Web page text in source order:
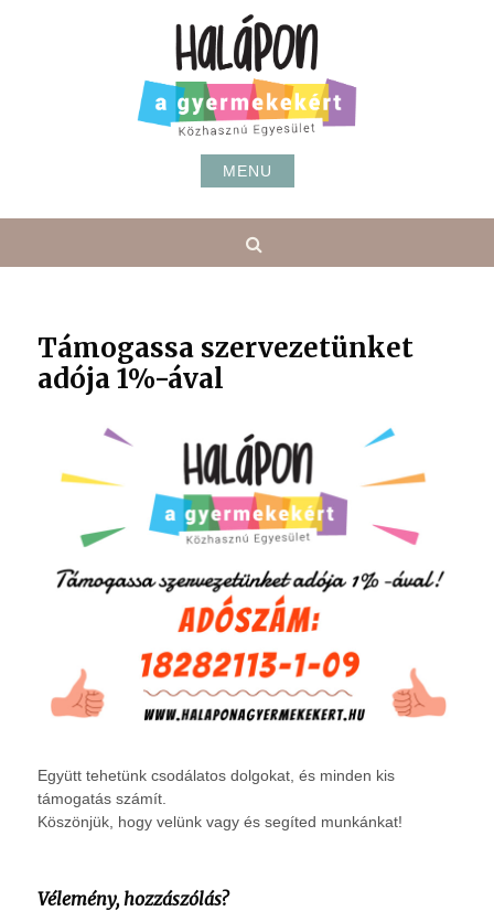
MENU
Támogassa szervezetünket
adója 1%-ával
Együtt tehetünk csodálatos dolgokat, és minden kis
támogatás számít.
Köszönjük, hogy velünk vagy és segíted munkánkat!
Vélemény, hozzászólás?